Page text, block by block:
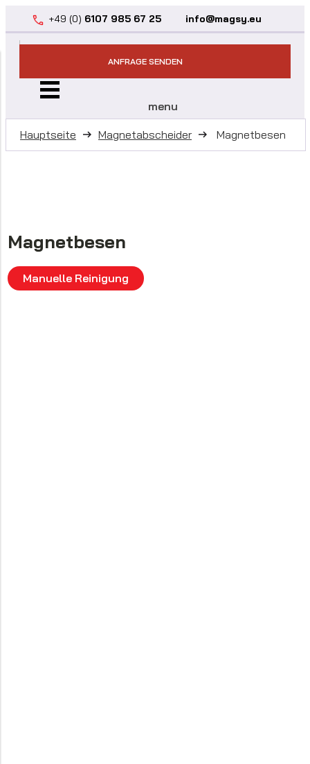
+49 (0) 6107 985 67 25 info@magsy.eu
ANFRAGE SENDEN
menu
Hauptseite Magnetabscheider Magnetbesen
Magnetbesen
Manuelle Reinigung